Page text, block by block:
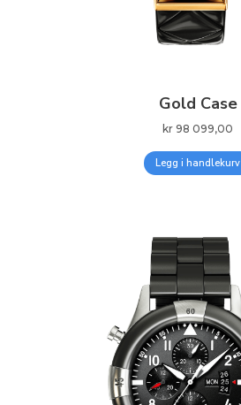
Gold Case
kr 98 099,00
Legg i handlekurv